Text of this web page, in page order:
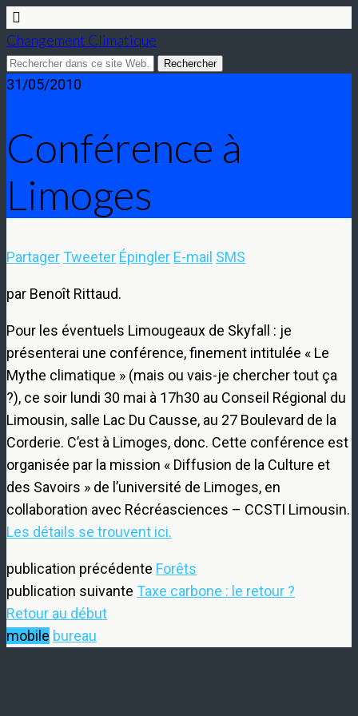
Changement Climatique
31/05/2010
Conférence à
Limoges
Partager Tweeter Épingler E-mail SMS
par Benoît Rittaud.
Pour les éventuels Limougeaux de Skyfall : je
présenterai une conférence, finement intitulée « Le
Mythe climatique » (mais ou vais-je chercher tout ça
?), ce soir lundi 30 mai à 17h30 au Conseil Régional du
Limousin, salle Lac Du Causse, au 27 Boulevard de la
Corderie. C’est à Limoges, donc. Cette conférence est
organisée par la mission « Diffusion de la Culture et
des Savoirs » de l’université de Limoges, en
collaboration avec Récréasciences – CCSTI Limousin.
Les détails se trouvent ici.
publication précédente Forêts
publication suivante Taxe carbone : le retour ?
Retour au début
mobile bureau